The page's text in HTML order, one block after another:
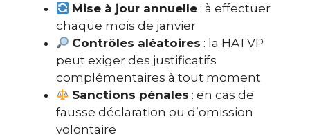
Mise à jour annuelle : à effectuer
chaque mois de janvier
Contrôles aléatoires : la HATVP
peut exiger des justificatifs
complémentaires à tout moment
Sanctions pénales : en cas de
fausse déclaration ou d’omission
volontaire